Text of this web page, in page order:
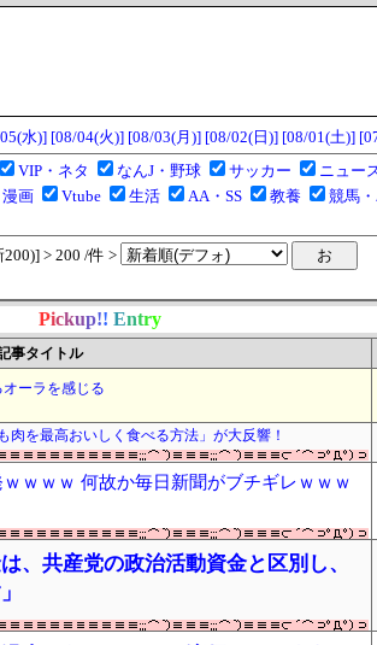
水)] [08/04(火)] [08/03(月)] [08/02(日)] [08/01(土)]
VIP・ネタ なんJ・野球 サッカー ニュー
画 Vtube 生活 AA・SS 教養 競馬
> 200 /件 >
Pickup!! Entry
事タイトル
オーラを感じる
肉を最高おいしく食べる方法」が大反響！
ｗｗｗ 何故か毎日新聞がブチギレｗｗｗ
、共産党の政治活動資金と区別し、